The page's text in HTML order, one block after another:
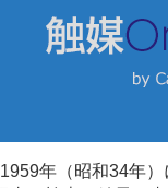
年（昭和34年